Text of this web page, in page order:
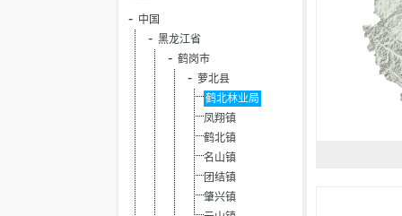
中国
黑龙江省
鹤岗市
萝北县
鹤北林业局
凤翔镇
鹤北镇
名山镇
团结镇
肇兴镇